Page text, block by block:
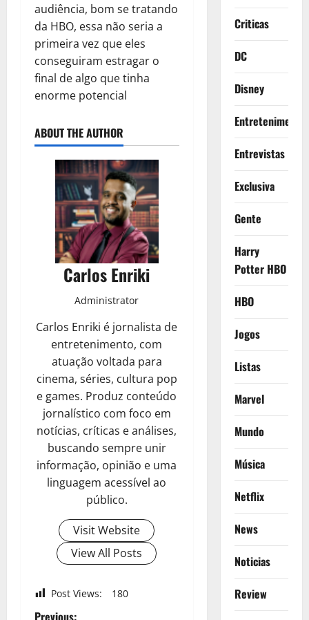
audiência, bom se tratando
da HBO, essa não seria a
primeira vez que eles
conseguiram estragar o
final de algo que tinha
enorme potencial
ABOUT THE AUTHOR
Carlos Enriki
Administrator
Carlos Enriki é jornalista de
entretenimento, com
atuação voltada para
cinema, séries, cultura pop
e games. Produz conteúdo
jornalístico com foco em
notícias, críticas e análises,
buscando sempre unir
informação, opinião e uma
linguagem acessível ao
público.
Visit Website
View All Posts
Post Views: 180
Previous:
Criticas
DC
Disney
Entretenimento
Entrevistas
Exclusiva
Gente
Harry
Potter HBO
HBO
Jogos
Listas
Marvel
Mundo
Música
Netflix
News
Noticias
Review